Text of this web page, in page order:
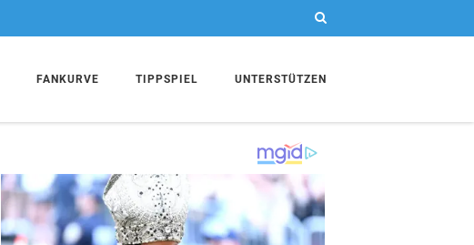
FANKURVE TIPPSPIEL UNTERSTÜTZEN